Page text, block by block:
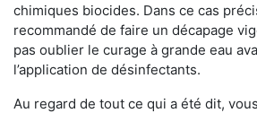
chimiques biocides. Dans ce cas
recommandé de faire un décapage
pas oublier le curage à grande eau
l’application de désinfectants.
Au regard de tout ce qui a été dit,